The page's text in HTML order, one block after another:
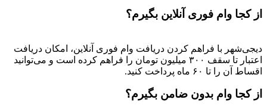
از کجا وام فوری آنلاین بگیرم؟
دیجی‌شهر با فراهم کردن دریافت وام فوری آنلاین، امکان دریافت
اعتبار تا سقف ۳۰۰ میلیون تومان را فراهم کرده است و می‌توانید
اقساط آن را تا ۶۰ ماه پرداخت کنید.
از کجا وام بدون ضامن بگیرم؟